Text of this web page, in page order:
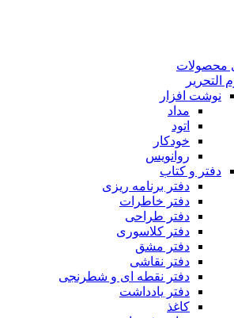
محصولات
التحریر
نوشت افزار
مداد
اتود
خودکار
روانویس
دفتر و کتاب
دفتر برنامه ریزی
دفتر خاطرات
دفتر طراحی
دفتر کلاسوری
دفتر مشق
دفتر نقاشی
دفتر نقطه ای و شطرنجی
دفتر یادداشت
کاغذ